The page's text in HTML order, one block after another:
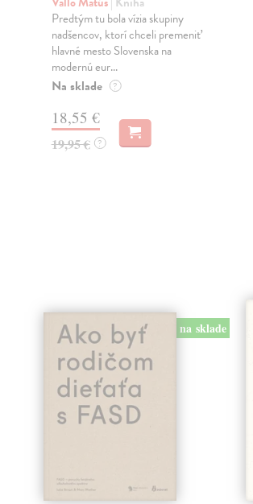
Predtým tu bola vízia skupiny
nadšencov, ktorí chceli premeniť
hlavné mesto Slovenska na
modernú eur...
Na sklade ?
18,55 €
19,95 € ?
na sklade